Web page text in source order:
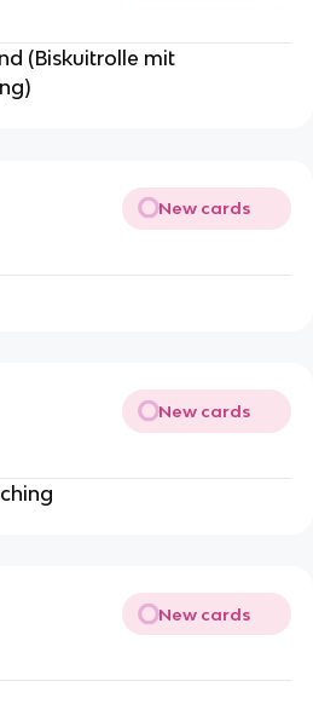
(Biskuitrolle mit
New cards
New cards
New cards